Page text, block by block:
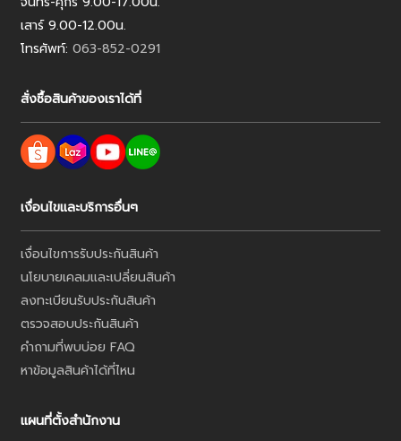
เสาร์ 9.00-12.00น.
โทรศัพท์: 063-852-0291
สั่งซื้อสินค้าของเราได้ที่
เงื่อนไขและบริการอื่นๆ
เงื่อนไขการรับประกันสินค้า
นโยบายเคลมและเปลี่ยนสินค้า
ลงทะเบียนรับประกันสินค้า
ตรวจสอบประกันสินค้า
คำถามที่พบบ่อย FAQ
หาข้อมูลสินค้าได้ที่ไหน
แผนที่ตั้งสำนักงาน